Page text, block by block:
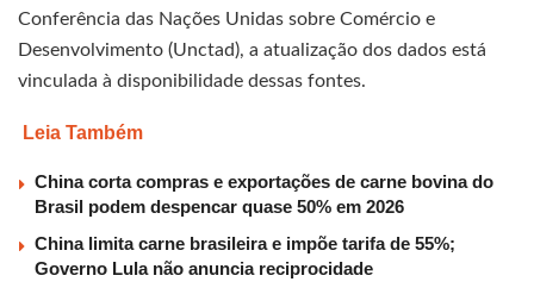
Conferência das Nações Unidas sobre Comércio e
Desenvolvimento (Unctad), a atualização dos dados está
vinculada à disponibilidade dessas fontes.
Leia Também
China corta compras e exportações de carne bovina do
Brasil podem despencar quase 50% em 2026
China limita carne brasileira e impõe tarifa de 55%;
Governo Lula não anuncia reciprocidade